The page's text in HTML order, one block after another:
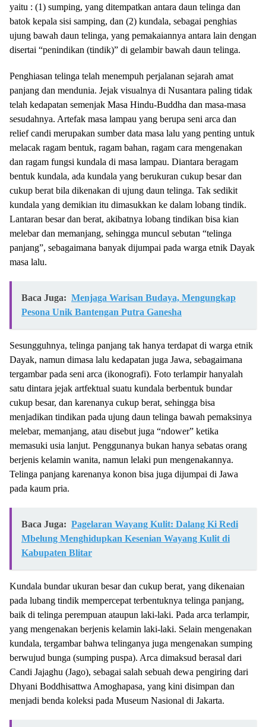
yaitu : (1) sumping, yang ditempatkan antara daun telinga dan
batok kepala sisi samping, dan (2) kundala, sebagai penghias
ujung bawah daun telinga, yang pemakaiannya antara lain dengan
disertai “penindikan (tindik)” di gelambir bawah daun telinga.
Penghiasan telinga telah menempuh perjalanan sejarah amat
panjang dan mendunia. Jejak visualnya di Nusantara paling tidak
telah kedapatan semenjak Masa Hindu-Buddha dan masa-masa
sesudahnya. Artefak masa lampau yang berupa seni arca dan
relief candi merupakan sumber data masa lalu yang penting untuk
melacak ragam bentuk, ragam bahan, ragam cara mengenakan
dan ragam fungsi kundala di masa lampau. Diantara beragam
bentuk kundala, ada kundala yang berukuran cukup besar dan
cukup berat bila dikenakan di ujung daun telinga. Tak sedikit
kundala yang demikian itu dimasukkan ke dalam lobang tindik.
Lantaran besar dan berat, akibatnya lobang tindikan bisa kian
melebar dan memanjang, sehingga muncul sebutan “telinga
panjang”, sebagaimana banyak dijumpai pada warga etnik Dayak
masa lalu.
Baca Juga: Menjaga Warisan Budaya, Mengungkap
Pesona Unik Bantengan Putra Ganesha
Sesungguhnya, telinga panjang tak hanya terdapat di warga etnik
Dayak, namun dimasa lalu kedapatan juga Jawa, sebagaimana
tergambar pada seni arca (ikonografi). Foto terlampir hanyalah
satu dintara jejak artfektual suatu kundala berbentuk bundar
cukup besar, dan karenanya cukup berat, sehingga bisa
menjadikan tindikan pada ujung daun telinga bawah pemaksinya
melebar, memanjang, atau disebut juga “ndower” ketika
memasuki usia lanjut. Penggunanya bukan hanya sebatas orang
berjenis kelamin wanita, namun lelaki pun mengenakannya.
Telinga panjang karenanya konon bisa juga dijumpai di Jawa
pada kaum pria.
Baca Juga: Pagelaran Wayang Kulit: Dalang Ki Redi
Mbelung Menghidupkan Kesenian Wayang Kulit di
Kabupaten Blitar
Kundala bundar ukuran besar dan cukup berat, yang dikenaian
pada lubang tindik mempercepat terbentuknya telinga panjang,
baik di telinga perempuan ataupun laki-laki. Pada arca terlampir,
yang mengenakan berjenis kelamin laki-laki. Selain mengenakan
kundala, tergambar bahwa telinganya juga mengenakan sumping
berwujud bunga (sumping puspa). Arca dimaksud berasal dari
Candi Jajaghu (Jago), sebagai salah sebuah dewa pengiring dari
Dhyani Boddhisattwa Amoghapasa, yang kini disimpan dan
menjadi benda koleksi pada Museum Nasional di Jakarta.